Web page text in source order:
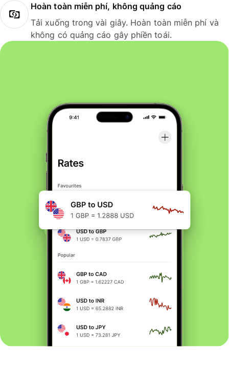
Hoàn toàn miễn phí, không quảng cáo
Tải xuống trong vài giây. Hoàn toàn miễn phí và
không có quảng cáo gây phiền toái.